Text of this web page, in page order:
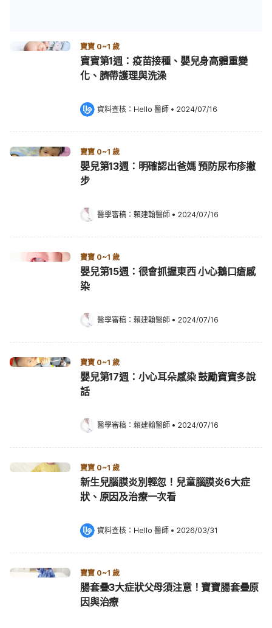
寶寶 0~1 歲
寶寶第1週：疫苗接種、嬰兒身高體重變
化、臍帶護理與洗澡
資料查核： Hello 醫師 • 2024/07/16
寶寶 0~1 歲
嬰兒第13週：明確認出爸媽 預防尿布疹撇
步
醫學審稿： 賴建翰醫師 • 2024/07/16
寶寶 0~1 歲
嬰兒第15週：很會抓握東西 小心鵝口瘡感
染
醫學審稿： 賴建翰醫師 • 2024/07/16
寶寶 0~1 歲
嬰兒第17週：小心耳朵感染 鼓勵寶寶多說
話
醫學審稿： 賴建翰醫師 • 2024/07/16
寶寶 0~1 歲
新生兒腦膜炎別輕忽！兒童腦膜炎6大症
狀、原因及治療一次看
資料查核： Hello 醫師 • 2026/03/31
寶寶 0~1 歲
腸套疊3大症狀父母須注意！寶寶腸套疊原
因與治療